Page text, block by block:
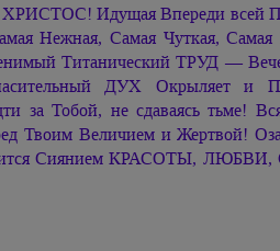
Идущая Впереди всей
Нежная, Самая Чуткая, Самая
Титанический ТРУД —
ДУХ Окрыляет и
за Тобой, не сдаваясь тьме!
Твоим Величием и Жертвой!
Сиянием КРАСОТЫ,